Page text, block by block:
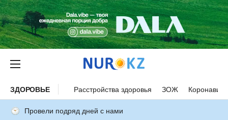
ЗДОРОВЬЕ Расстройства здоровья ЗОЖ
Провели подряд дней с нами